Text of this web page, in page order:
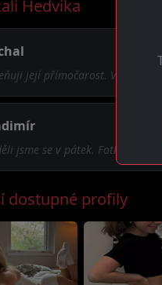
Hedvika
její přímočarost. Ví přesně
jsme se v pátek. Fotky
dostupné profily